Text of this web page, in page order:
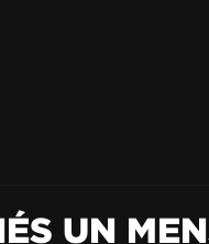
UN